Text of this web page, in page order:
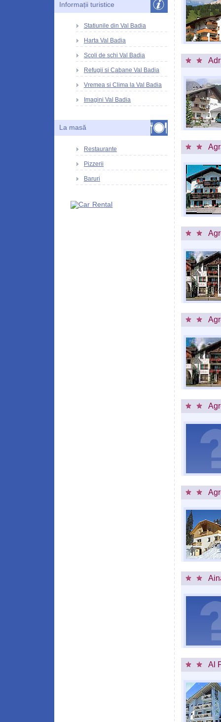
Al
Informații turistice
Statiunile din Val Badia
Harta Val Badia
Scoli de schi Val Badia
Refugii si Cabane Val Badia
Vremea si Clima la Val Badia
Imagini Val Badia
La masă
Restaurante
Pizzerii
Baruri